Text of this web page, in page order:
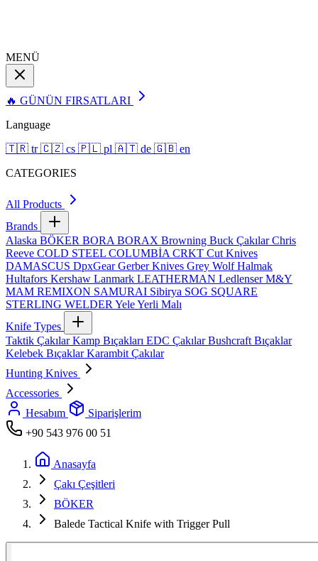
MENÜ
🔥 GÜNÜN FIRSATLARI
Language
🇹🇷 tr 🇨🇿 cs 🇵🇱 pl 🇦🇹 de 🇬🇧 en
CATEGORIES
All Products
Brands
Alaska BÖKER BORA BORAX Browning Buck ÇakılarChris
Reeve COLD STEEL COLUMBİA CRKT Cut Knives
DAMASCUS DpxGearGerber Knives Grey WolfHalmak
Hultafors Kershaw Lanmark LEATHERMAN LedlenserM&Y
MAM REMIXON SAMURAI Sibirya SOG SQUARE
STERLING WELDER YeleYerli Malı
Knife Types
Taktik ÇakılarKamp Bıçakları EDC ÇakılarBushcraft Bıçaklar
Kelebek BıçaklarKarambit Çakılar
Hunting Knives
Accessories
Hesabım
Siparişlerim
+90 543 976 00 51
Anasayfa
Çakı Çeşitleri
BÖKER
Balede Tactical Knife with Trigger Pull